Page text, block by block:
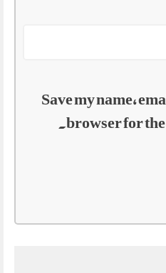
Save my name,
browser for